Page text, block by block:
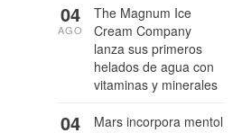
The Magnum Ice
Cream Company
lanza sus primeros
helados de agua con
vitaminas y minerales
04
AGO
Mars incorpora mentol
04